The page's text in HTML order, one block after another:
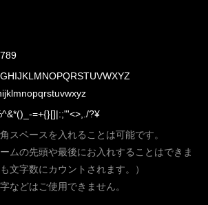
=+{}[]|:;"'<>,./?¥
スペースを入れることは可能です。
ムの先頭や最後にお入れすることはできま
文字数にカウントされます。）
などはご使用できません。